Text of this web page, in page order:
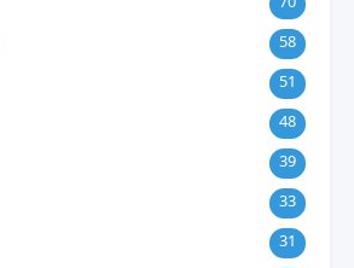
58
51
48
39
33
31